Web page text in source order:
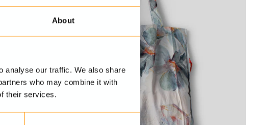
About
analyse our traffic. We also share
who may combine it with
their services.